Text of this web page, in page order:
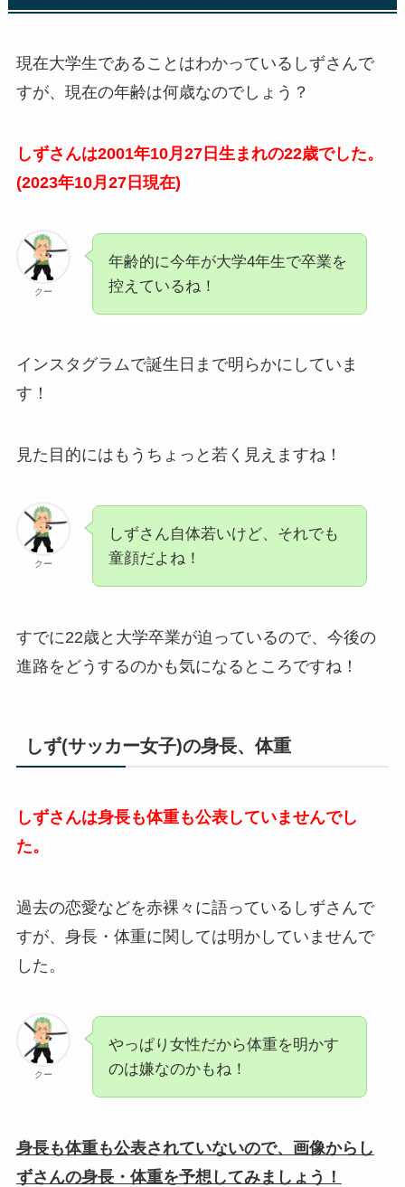
現在大学生であることはわかっているしずさんで
すが、現在の年齢は何歳なのでしょう？
しずさんは2001年10月27日生まれの22歳でした。
(2023年10月27日現在)
クー
年齢的に今年が大学4年生で卒業を
控えているね！
インスタグラムで誕生日まで明らかにしていま
す！
見た目的にはもうちょっと若く見えますね！
クー
しずさん自体若いけど、それでも
童顔だよね！
すでに22歳と大学卒業が迫っているので、今後の
進路をどうするのかも気になるところですね！
しず(サッカー女子)の身長、体重
しずさんは身長も体重も公表していませんでし
た。
過去の恋愛などを赤裸々に語っているしずさんで
すが、身長・体重に関しては明かしていませんで
した。
クー
やっぱり女性だから体重を明かす
のは嫌なのかもね！
身長も体重も公表されていないので、画像からし
ずさんの身長・体重を予想してみましょう！